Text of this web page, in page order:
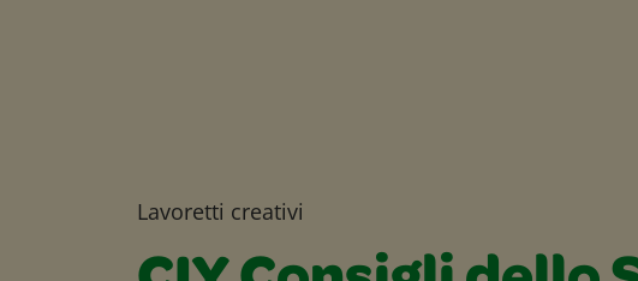
Lavoretti creativi